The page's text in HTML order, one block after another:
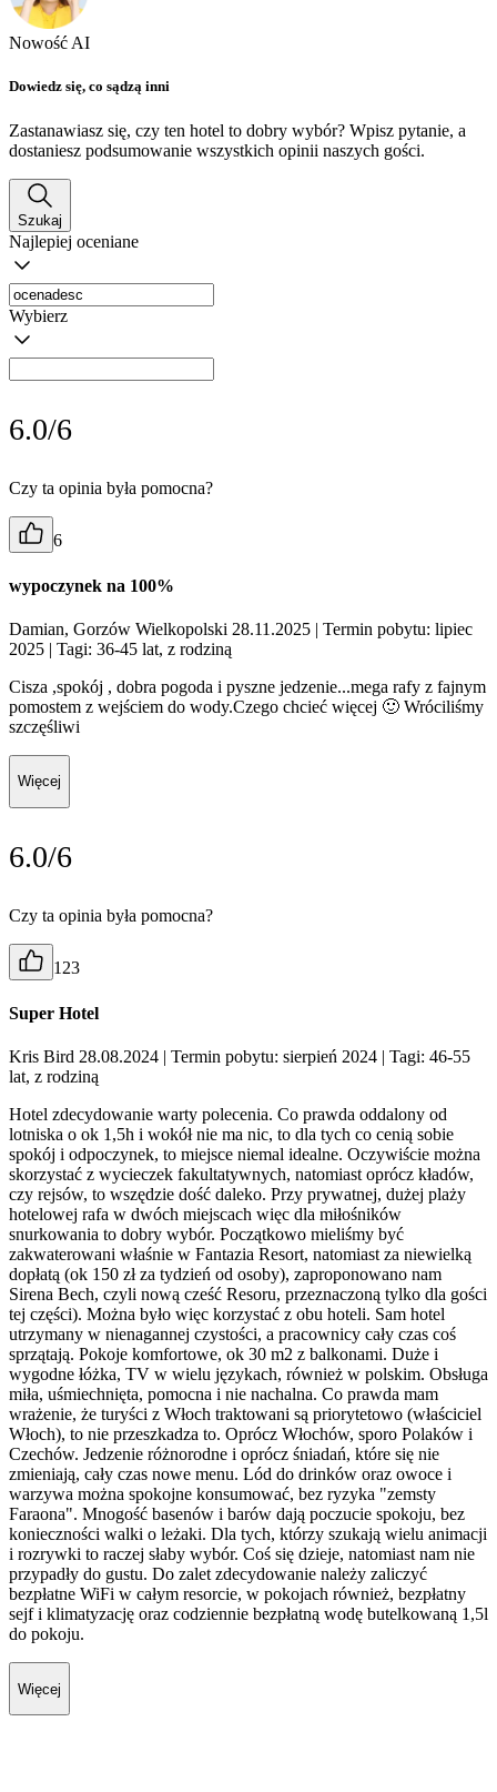
Nowość AI
Dowiedz się, co sądzą inni
Zastanawiasz się, czy ten hotel to dobry wybór? Wpisz pytanie, a
dostaniesz podsumowanie wszystkich opinii naszych gości.
Szukaj
Najlepiej oceniane
Wybierz
6.0/6
Czy ta opinia była pomocna?
6
wypoczynek na 100%
Damian, Gorzów Wielkopolski 28.11.2025 | Termin pobytu: lipiec
2025 | Tagi: 36-45 lat, z rodziną
Cisza ,spokój , dobra pogoda i pyszne jedzenie...mega rafy z fajnym
pomostem z wejściem do wody.Czego chcieć więcej 🙂 Wróciliśmy
szczęśliwi
Więcej
6.0/6
Czy ta opinia była pomocna?
123
Super Hotel
Kris Bird 28.08.2024 | Termin pobytu: sierpień 2024 | Tagi: 46-55
lat, z rodziną
Hotel zdecydowanie warty polecenia. Co prawda oddalony od
lotniska o ok 1,5h i wokół nie ma nic, to dla tych co cenią sobie
spokój i odpoczynek, to miejsce niemal idealne. Oczywiście można
skorzystać z wycieczek fakultatywnych, natomiast oprócz kładów,
czy rejsów, to wszędzie dość daleko. Przy prywatnej, dużej plaży
hotelowej rafa w dwóch miejscach więc dla miłośników
snurkowania to dobry wybór. Początkowo mieliśmy być
zakwaterowani właśnie w Fantazia Resort, natomiast za niewielką
dopłatą (ok 150 zł za tydzień od osoby), zaproponowano nam
Sirena Bech, czyli nową cześć Resoru, przeznaczoną tylko dla gości
tej części). Można było więc korzystać z obu hoteli. Sam hotel
utrzymany w nienagannej czystości, a pracownicy cały czas coś
sprzątają. Pokoje komfortowe, ok 30 m2 z balkonami. Duże i
wygodne łóżka, TV w wielu językach, również w polskim. Obsługa
miła, uśmiechnięta, pomocna i nie nachalna. Co prawda mam
wrażenie, że turyści z Włoch traktowani są priorytetowo (właściciel
Włoch), to nie przeszkadza to. Oprócz Włochów, sporo Polaków i
Czechów. Jedzenie różnorodne i oprócz śniadań, które się nie
zmieniają, cały czas nowe menu. Lód do drinków oraz owoce i
warzywa można spokojne konsumować, bez ryzyka "zemsty
Faraona". Mnogość basenów i barów dają poczucie spokoju, bez
konieczności walki o leżaki. Dla tych, którzy szukają wielu animacji
i rozrywki to raczej słaby wybór. Coś się dzieje, natomiast nam nie
przypadły do gustu. Do zalet zdecydowanie należy zaliczyć
bezpłatne WiFi w całym resorcie, w pokojach również, bezpłatny
sejf i klimatyzację oraz codziennie bezpłatną wodę butelkowaną 1,5l
do pokoju.
Więcej